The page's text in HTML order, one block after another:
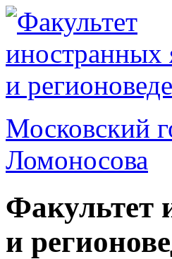
Московский
Ломоносова
Факультет
и